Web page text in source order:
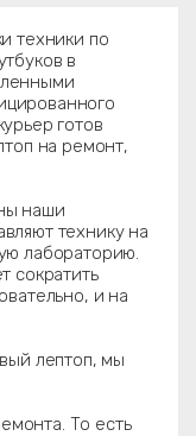
техники по
в
готов
на ремонт,
наши
технику на
лабораторию.
сократить
и на
лептоп, мы
То есть